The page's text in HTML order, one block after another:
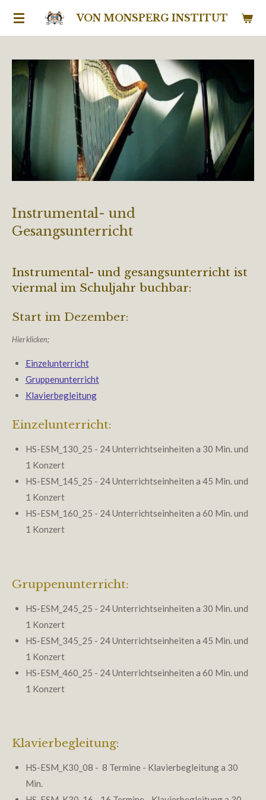
Zum
VON MONSPERG INSTITUT
Instrumental- und
Gesangsunterricht
Instrumental- und gesangsunterricht ist
viermal im Schuljahr buchbar:
Start im Dezember:
Hier klicken;
Einzelunterricht
Gruppenunterricht
Klavierbegleitung
Einzelunterricht:
HS-ESM_130_25 - 24 Unterrichtseinheiten a 30 Min. und
1 Konzert
HS-ESM_145_25 - 24 Unterrichtseinheiten a 45 Min. und
1 Konzert
HS-ESM_160_25 - 24 Unterrichtseinheiten a 60 Min. und
1 Konzert
Gruppenunterricht:
HS-ESM_245_25 - 24 Unterrichtseinheiten a 30 Min. und
1 Konzert
HS-ESM_345_25 - 24 Unterrichtseinheiten a 45 Min. und
1 Konzert
HS-ESM_460_25 - 24 Unterrichtseinheiten a 60 Min. und
1 Konzert
Klavierbegleitung:
HS-ESM_K30_08 - 8 Termine - Klavierbegleitung a 30
Min.